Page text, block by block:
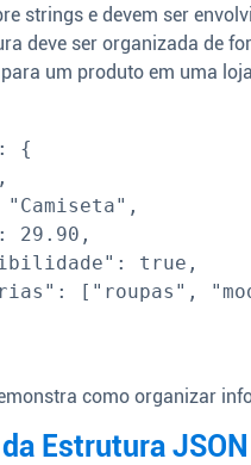
strings e devem ser
deve ser organizada de
um produto em uma
como organizar
Estrutura JSON